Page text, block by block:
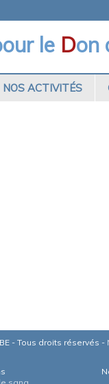
le Don
NOS ACTIVITÉS
- Tous droits réservés -